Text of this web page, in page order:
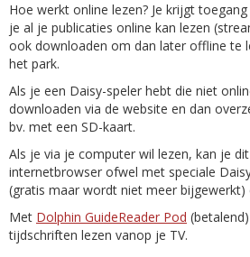
Hoe werkt online lezen? Je krijgt
je al je publicaties online kan lezen
ook downloaden om dan later offline te
het park.
Als je een Daisy-speler hebt die niet
downloaden via de website en dan
bv. met een SD-kaart.
Als je via je computer wil lezen, kan je
internetbrowser ofwel met speciale
(gratis maar wordt niet meer bijgewerkt)
Met Dolphin GuideReader Pod
tijdschriften lezen vanop je TV.